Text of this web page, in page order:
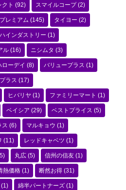
ト (92) スマイルコープ(2)
レミアム (145) タイヨー (2)
インダストリー (1)
ル (16) ニシムタ (3)
ローデイ (8) バリュープラス (1)
ラス (17)
ヒバリヤ (1) ファミリーマート (1)
ベイシア (29) ベストプライス (5)
ス (6) マルキョウ (1)
(11) レッドキャベツ (1)
丸広 (5) 信州の信友 (1)
熱価格 (1) 断然お得 (31)
(1) 綿半パートナーズ (1)